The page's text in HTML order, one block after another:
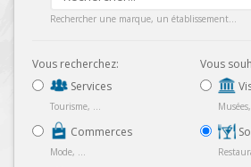
Rechercher une marque, un établissement...
Vous recherchez:
Services
Tourisme, ...
Commerces
Mode, ...
Vous